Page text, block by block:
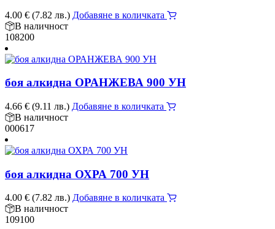
4.00 € (7.82 лв.) Добавяне в количката
В наличност
108200
боя алкидна ОРАНЖЕВА 900 УН
4.66 € (9.11 лв.) Добавяне в количката
В наличност
000617
боя алкидна ОХРА 700 УН
4.00 € (7.82 лв.) Добавяне в количката
В наличност
109100